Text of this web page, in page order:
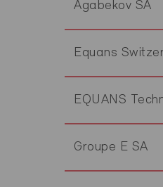
Agabekov SA
Equans
EQUANS
Groupe E SA